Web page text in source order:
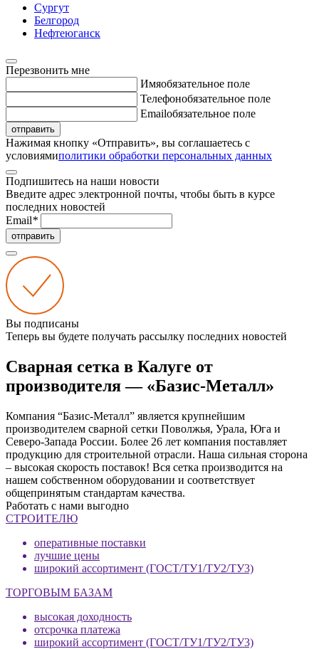
Сургут
Белгород
Нефтеюганск
Перезвонить мне
Имяобязательное поле
Телефонобязательное поле
Emailобязательное поле
отправить
Нажимая кнопку «Отправить», вы соглашаетесь с
условиямиполитики обработки персональных данных
Подпишитесь на наши новости
Введите адрес электронной почты, чтобы быть в курсе
последних новостей
Email*
отправить
Вы подписаны
Теперь вы будете получать рассылку последних новостей
Сварная сетка в Калуге от
производителя — «Базис-Металл»
Компания “Базис-Металл” является крупнейшим
производителем сварной сетки Поволжья, Урала, Юга и
Северо-Запада России. Более 26 лет компания поставляет
продукцию для строительной отрасли. Наша сильная сторона
– высокая скорость поставок! Вся сетка производится на
нашем собственном оборудовании и соответствует
общепринятым стандартам качества.
Работать с нами выгодно
СТРОИТЕЛЮ
оперативные поставки
лучшие цены
широкий ассортимент (ГОСТ/ТУ1/ТУ2/ТУ3)
ТОРГОВЫМ БАЗАМ
высокая доходность
отсрочка платежа
широкий ассортимент (ГОСТ/ТУ1/ТУ2/ТУ3)